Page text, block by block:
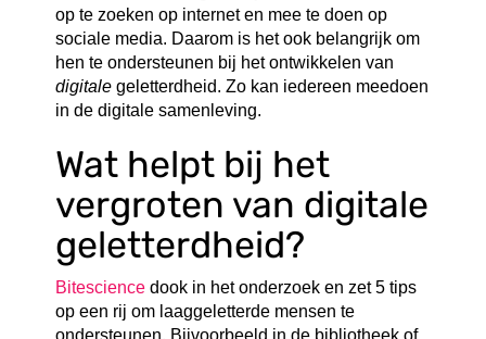
op te zoeken op internet en mee te doen op
sociale media. Daarom is het ook belangrijk om
hen te ondersteunen bij het ontwikkelen van
digitale geletterdheid. Zo kan iedereen meedoen
in de digitale samenleving.
Wat helpt bij het
vergroten van digitale
geletterdheid?
Bitescience dook in het onderzoek en zet 5 tips
op een rij om laaggeletterde mensen te
ondersteunen. Bijvoorbeeld in de bibliotheek of